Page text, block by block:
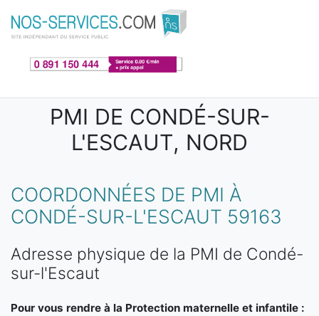
Aller au contenu principal
PMI DE CONDÉ-SUR-
L'ESCAUT, NORD
COORDONNÉES DE PMI À
CONDÉ-SUR-L'ESCAUT 59163
Adresse physique de la PMI de Condé-
sur-l'Escaut
Pour vous rendre à la Protection maternelle et infantile :